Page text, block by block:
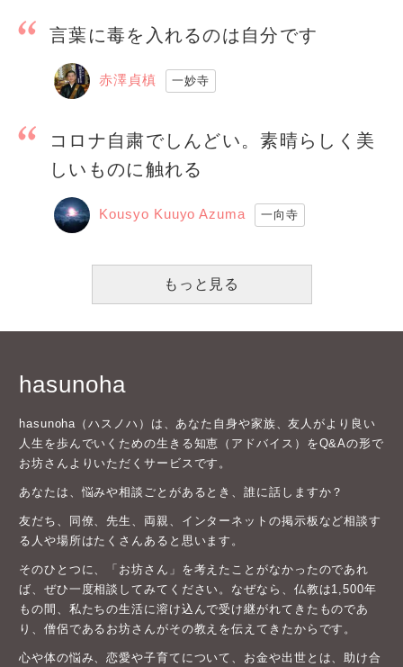
言葉に毒を入れるのは自分です
赤澤貞槙 一妙寺
コロナ自粛でしんどい。素晴らしく美
しいものに触れる
Kousyo Kuuyo Azuma 一向寺
もっと見る
hasunoha
hasunoha（ハスノハ）は、あなた自身や家族、友人がより良い
人生を歩んでいくための生きる知恵（アドバイス）をQ&Aの形で
お坊さんよりいただくサービスです。
あなたは、悩みや相談ごとがあるとき、誰に話しますか？
友だち、同僚、先生、両親、インターネットの掲示板など相談す
る人や場所はたくさんあると思います。
そのひとつに、「お坊さん」を考えたことがなかったのであれ
ば、ぜひ一度相談してみてください。なぜなら、仏教は1,500年
もの間、私たちの生活に溶け込んで受け継がれてきたものであ
り、僧侶であるお坊さんがその教えを伝えてきたからです。
心や体の悩み、恋愛や子育てについて、お金や出世とは、助け合